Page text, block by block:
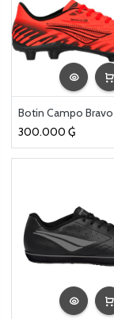
300.000 ₲